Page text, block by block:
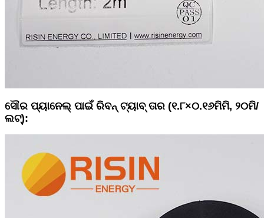
ସୌର ପ୍ୟାନେଲ୍ ପାଇଁ ରିବନ୍ ଟ୍ୟାବ୍ ତାର (୧.୮×୦.୧୬ମିମି, ୨୦ମି/
ଲଟ୍):